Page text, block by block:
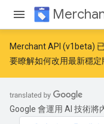
Merchant API (v1beta)
要瞭解如何改用最新穩定
Google 會運用 AI 技術將